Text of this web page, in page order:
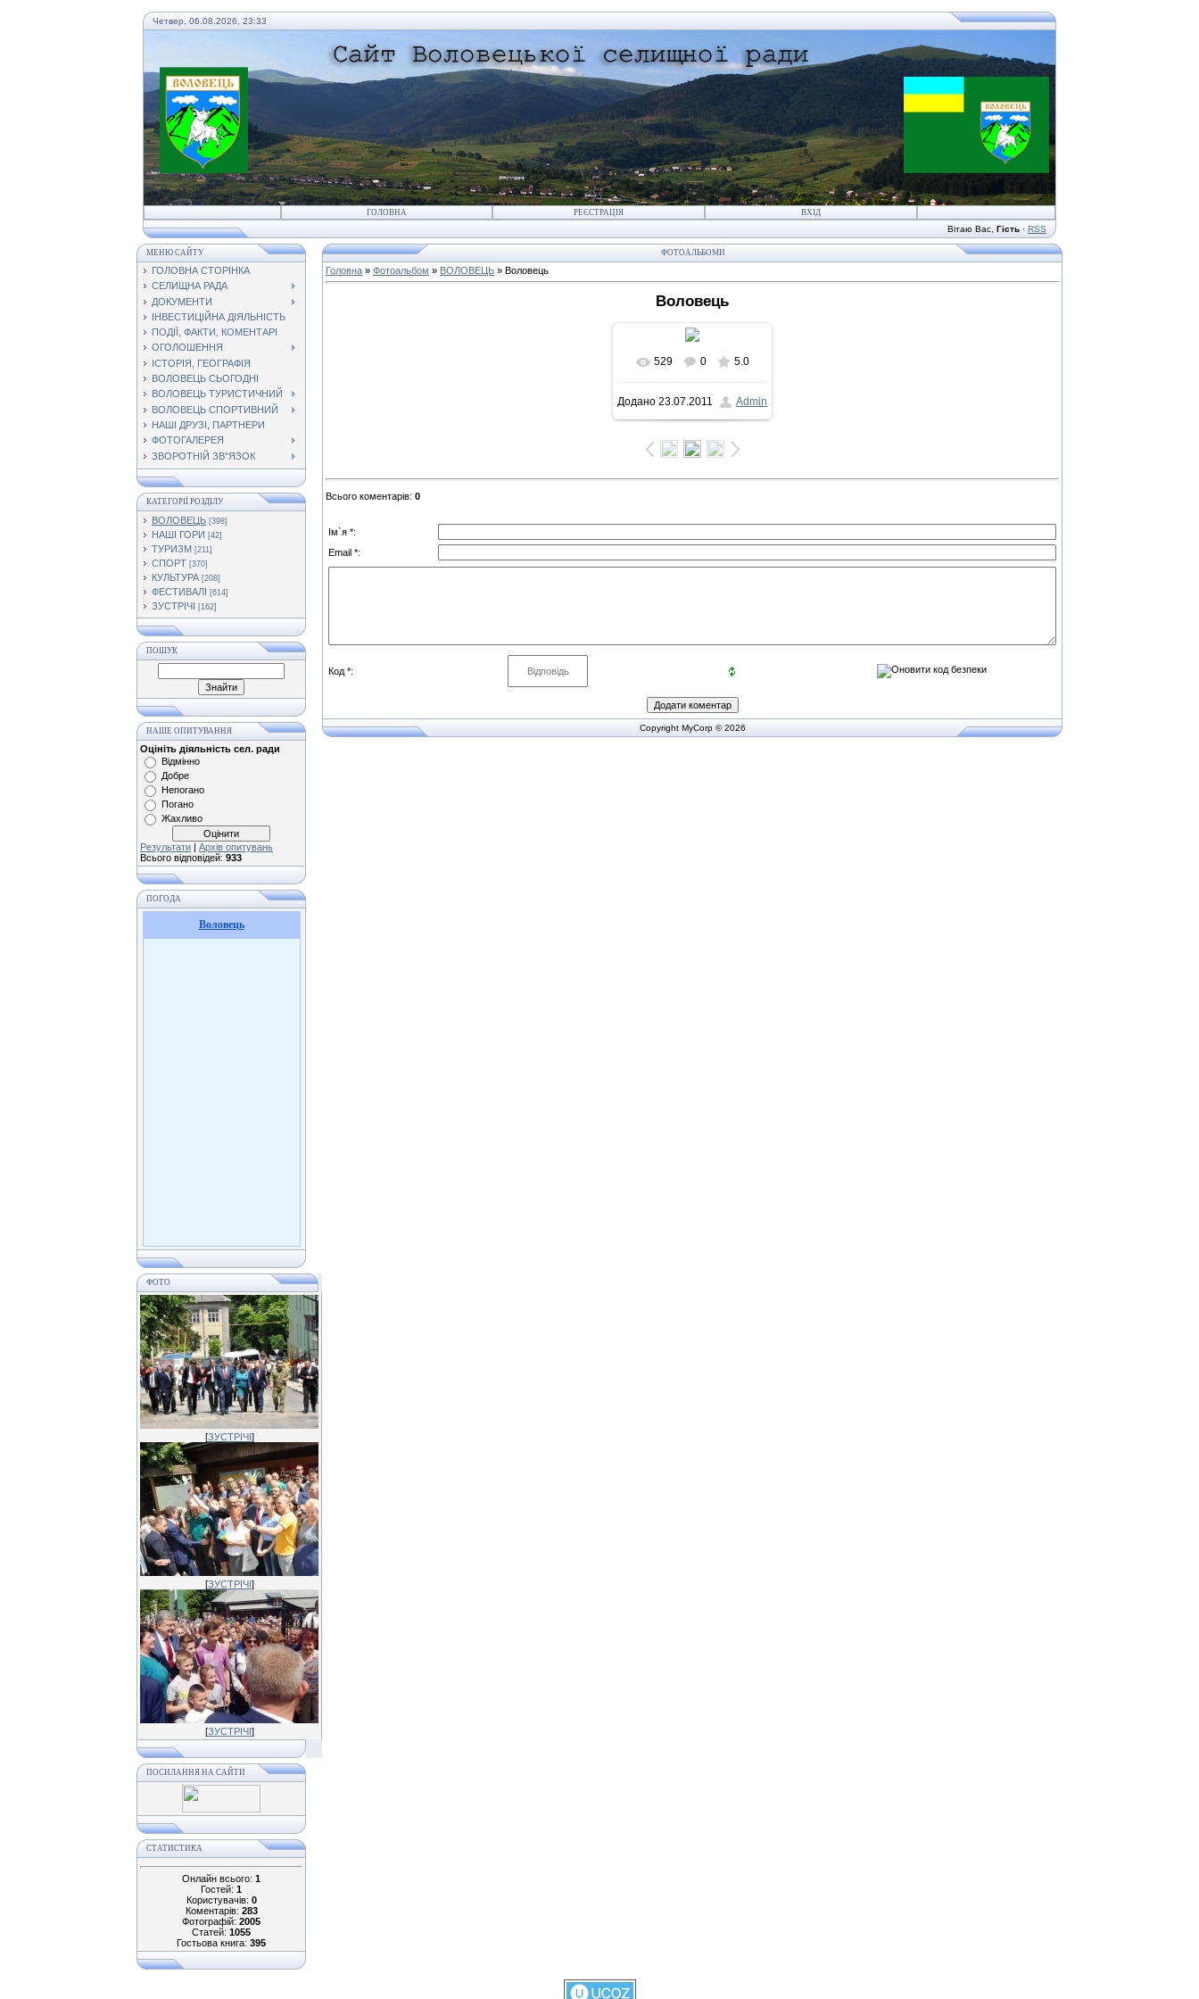
Четвер, 06.08.2026, 23:33
ГОЛОВНА РЕЄСТРАЦІЯ ВХІД
Вітаю Вас Гість · RSS
МЕНЮ САЙТУ
ГОЛОВНА СТОРІНКА
СЕЛИЩНА РАДА
ДОКУМЕНТИ
ІНВЕСТИЦІЙНА ДІЯЛЬНІСТЬ
ПОДІЇ, ФАКТИ, КОМЕНТАРІ
ОГОЛОШЕННЯ
ІСТОРІЯ, ГЕОГРАФІЯ
ВОЛОВЕЦЬ СЬОГОДНІ
ВОЛОВЕЦЬ ТУРИСТИЧНИЙ
ВОЛОВЕЦЬ СПОРТИВНИЙ
НАШІ ДРУЗІ, ПАРТНЕРИ
ФОТОГАЛЕРЕЯ
ЗВОРОТНІЙ ЗВ"ЯЗОК
КАТЕГОРІЇ РОЗДІЛУ
ВОЛОВЕЦЬ [398]
НАШІ ГОРИ [42]
ТУРИЗМ [211]
СПОРТ [370]
КУЛЬТУРА [208]
ФЕСТИВАЛІ [614]
ЗУСТРІЧІ [162]
ПОШУК
НАШЕ ОПИТУВАННЯ
Оцініть діяльність сел. ради
Відмінно
Добре
Непогано
Погано
Жахливо
Результати | Архів опитувань
Всього відповідей: 933
ПОГОДА
Воловець
ФОТО
[ЗУСТРІЧІ]
[ЗУСТРІЧІ]
[ЗУСТРІЧІ]
ПОСИЛАННЯ НА САЙТИ
СТАТИСТИКА
Онлайн всього: 1
Гостей: 1
Користувачів: 0
Коментарів: 283
Фотографій: 2005
Статей: 1055
Гостьова книга: 395
ФОТОАЛЬБОМИ
Головна » Фотоальбом » ВОЛОВЕЦЬ » Воловець
Воловець
529 0 5.0
Додано 23.07.2011 Admin
Всього коментарів: 0
Ім`я *:
Email *:
Код *:
Copyright MyCorp © 2026